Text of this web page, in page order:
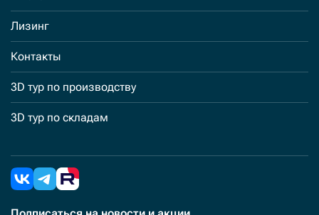
Лизинг
Контакты
3D тур по производству
3D тур по складам